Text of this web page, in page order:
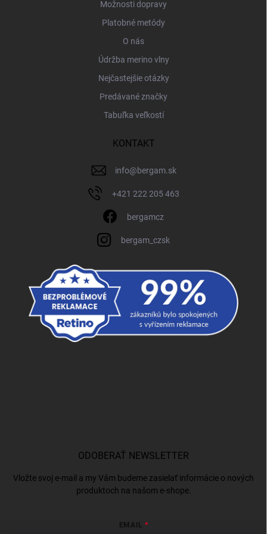
Možnosti dopravy
Platobné metódy
O nás
Údržba merino vlny
Nejčastejšie otázky
Predávané značky
Tabuľka veľkostí
KONTAKT
info@bergam.sk
+421 222 205 463
bergamcz
bergam_czsk
ODOBERAŤ NEWSLETTER
Vložte svoj e-mail a my Vám budeme zasielať informácie o nových
produktoch na našom e-shope.
EMAIL